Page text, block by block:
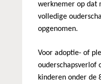
werknemer op dat
volledige
opgenomen.
Voor adoptie- of
ouderschapsverlof
kinderen onder de